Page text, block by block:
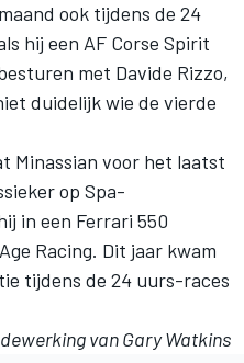
ook tijdens de 24
hij een AF Corse Spirit
met Davide Rizzo,
duidelijk wie de vierde
Minassian voor het laatst
op Spa-
in een Ferrari 550
Racing. Dit jaar kwam
tijdens de 24 uurs-races
van Gary Watkins